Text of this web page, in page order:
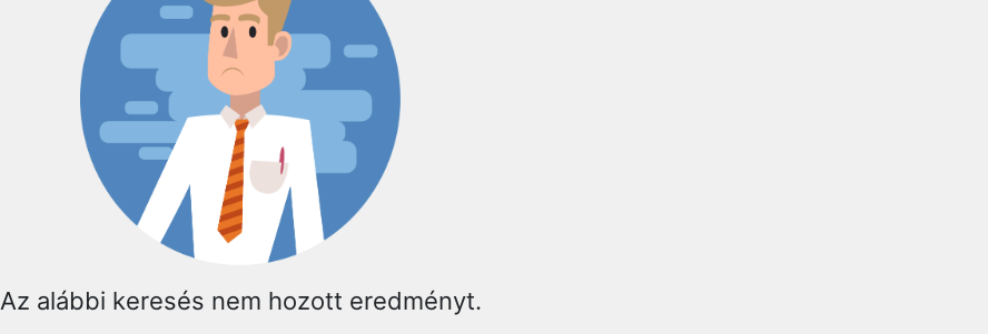
Az alábbi keresés nem hozott eredményt.